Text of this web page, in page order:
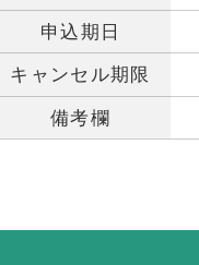
申込期日
キャンセル期限
備考欄